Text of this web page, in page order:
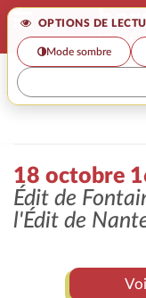
OPTIONS DE
Mode sombre
>
18 octobre
Édit de
l'Édit de